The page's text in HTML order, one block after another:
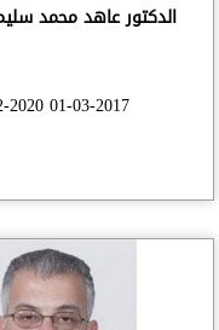
الدكتور عاهد محمد
01-03-2017 01-02-2020